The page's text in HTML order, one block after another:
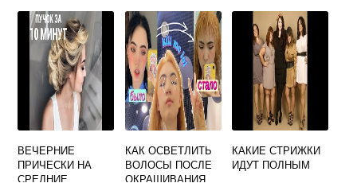
ВЕЧЕРНИЕ
ПРИЧЕСКИ НА
СРЕДНИЕ
КАК ОСВЕТЛИТЬ
ВОЛОСЫ ПОСЛЕ
ОКРАШИВАНИЯ
КАКИЕ СТРИЖКИ
ИДУТ ПОЛНЫМ